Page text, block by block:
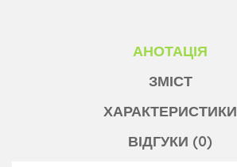
АНОТАЦІЯ
ЗМІСТ
ХАРАКТЕРИСТИКИ
ВІДГУКИ (0)